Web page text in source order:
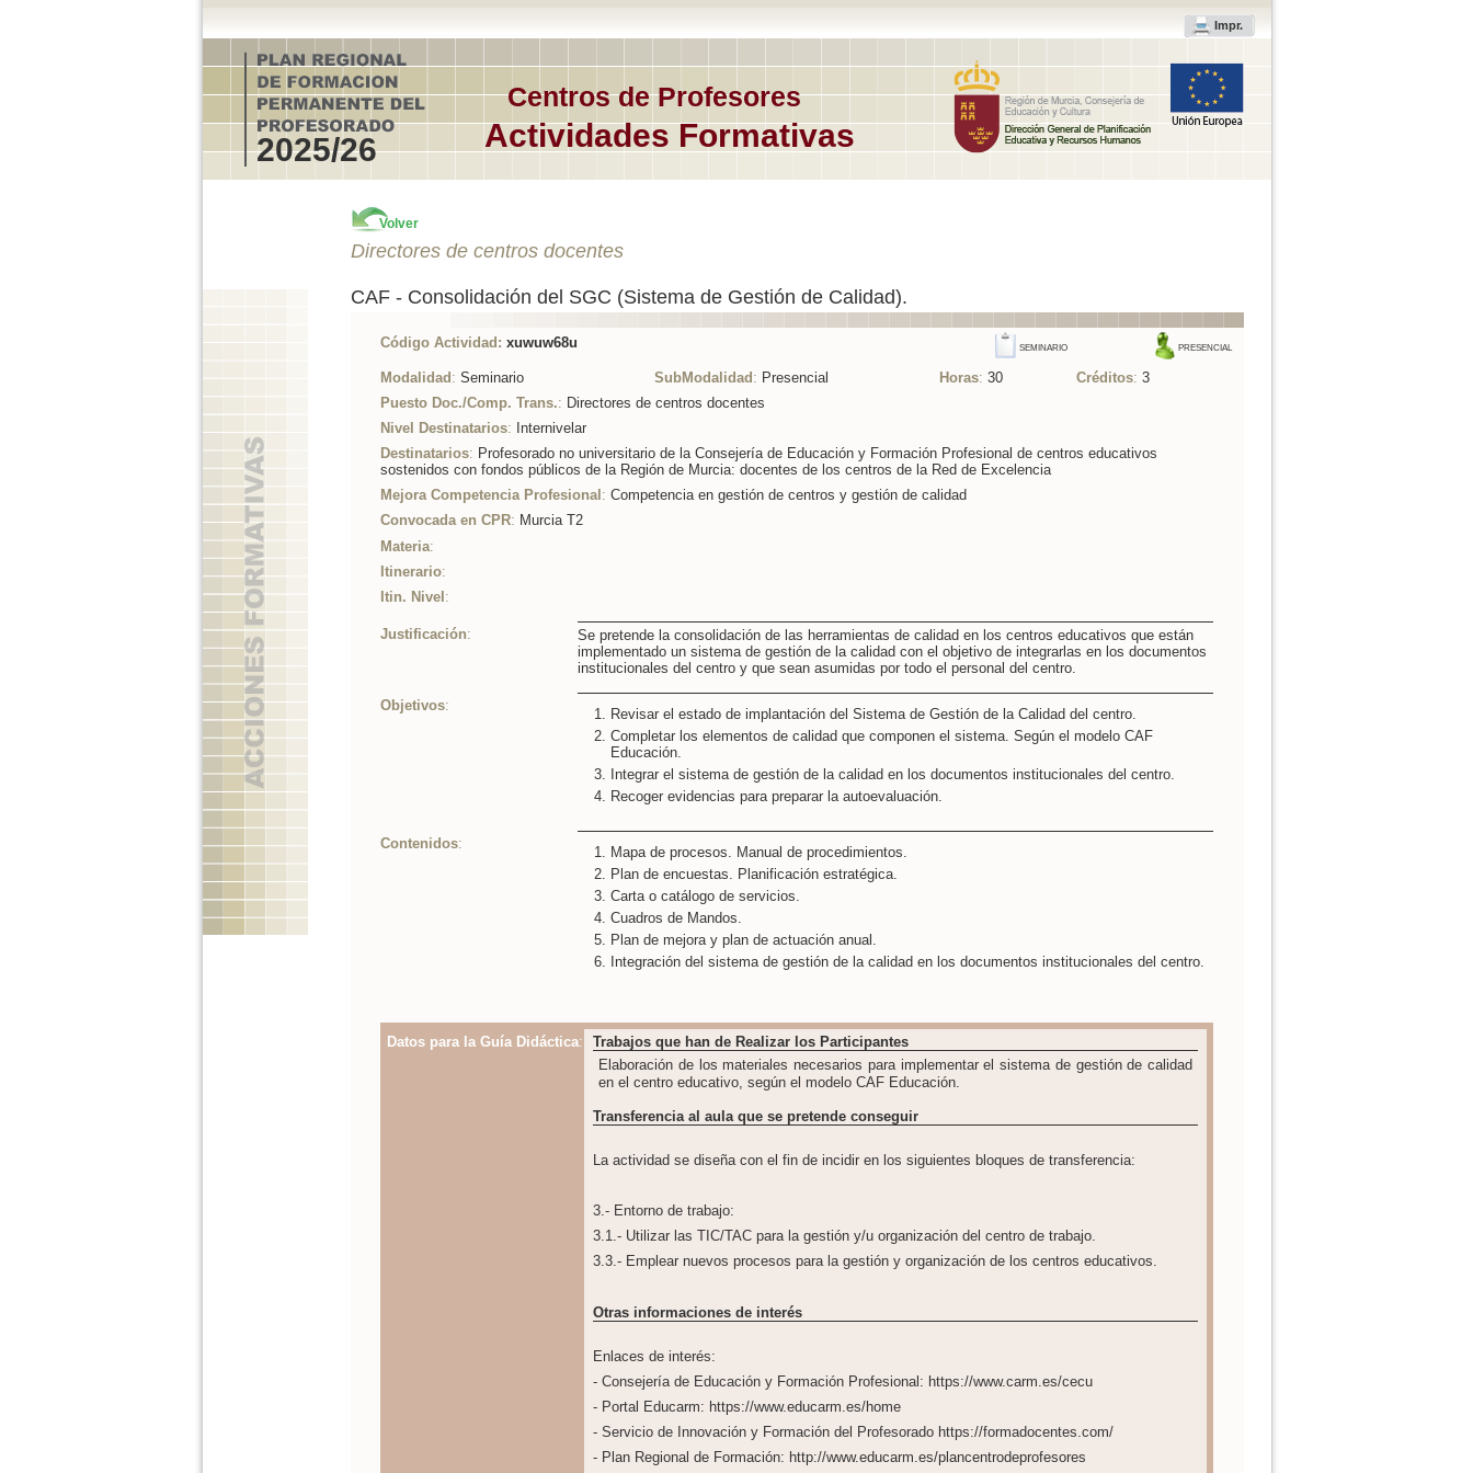
Impr.
Centros de Profesores
Actividades Formativas
2025/26
Volver
Directores de centros docentes
CAF - Consolidación del SGC (Sistema de Gestión de Calidad).
Código Actividad: xuwuw68u PRESENCIAL
SEMINARIO
Modalidad : Seminario SubModalidad : Presencial Horas: 30 Créditos: 3
Puesto Doc./Comp. Trans.: Directores de centros docentes
Nivel Destinatarios: Internivelar
Destinatarios: Profesorado no universitario de la Consejería de Educación y Formación Profesional de centros educativos
sostenidos con fondos públicos de la Región de Murcia: docentes de los centros de la Red de Excelencia
Mejora Competencia Profesional : Competencia en gestión de centros y gestión de calidad
Convocada en CPR: Murcia T2
Materia:
Itinerario:
Itin. Nivel :
Justificación:
Se pretende la consolidación de las herramientas de calidad en los centros educativos que están
implementado un sistema de gestión de la calidad con el objetivo de integrarlas en los documentos
institucionales del centro y que sean asumidas por todo el personal del centro.
Objetivos:
Revisar el estado de implantación del Sistema de Gestión de la Calidad del centro.
Completar los elementos de calidad que componen el sistema. Según el modelo CAF
Educación.
Integrar el sistema de gestión de la calidad en los documentos institucionales del centro.
Recoger evidencias para preparar la autoevaluación.
Contenidos:
Mapa de procesos. Manual de procedimientos.
Plan de encuestas. Planificación estratégica.
Carta o catálogo de servicios.
Cuadros de Mandos.
Plan de mejora y plan de actuación anual.
Integración del sistema de gestión de la calidad en los documentos institucionales del centro.
Datos para la Guía Didáctica:
Trabajos que han de Realizar los Participantes
Elaboración de los materiales necesarios para implementar el sistema de gestión de calidad
en el centro educativo, según el modelo CAF Educación.
Transferencia al aula que se pretende conseguir
La actividad se diseña con el fin de incidir en los siguientes bloques de transferencia:
3.- Entorno de trabajo:
3.1.- Utilizar las TIC/TAC para la gestión y/u organización del centro de trabajo.
3.3.- Emplear nuevos procesos para la gestión y organización de los centros educativos.
Otras informaciones de interés
Enlaces de interés:
- Consejería de Educación y Formación Profesional: https://www.carm.es/cecu
- Portal Educarm: https://www.educarm.es/home
- Servicio de Innovación y Formación del Profesorado https://formadocentes.com/
- Plan Regional de Formación: http://www.educarm.es/plancentrodeprofesores